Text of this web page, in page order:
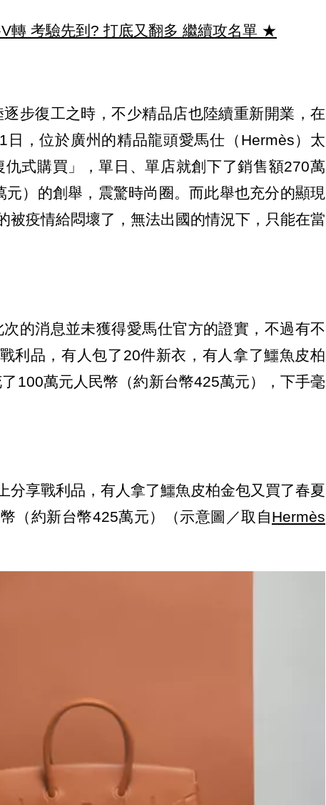
轉 考驗先到? 打底又翻多 繼續攻名單 ★
步復工之時，不少精品店也陸續重新開業，在
日，位於廣州的精品龍頭愛馬仕（Hermès）太
式購買」，單日、單店就創下了銷售額270萬
元）的創舉，震驚時尚圈。而此舉也充分的顯現
被疫情給悶壞了，無法出國的情況下，只能在當
的消息並未獲得愛馬仕官方的證實，不過有不
利品，有人包了20件新衣，有人拿了鱷魚皮柏
100萬元人民幣（約新台幣425萬元），下手毫
分享戰利品，有人拿了鱷魚皮柏金包又買了春夏
（約新台幣425萬元）（示意圖／取自Hermès